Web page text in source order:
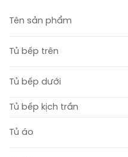
Tên sản phẩm
Tủ bếp trên
Tủ bếp dưới
Tủ bếp kịch trần
Tủ áo